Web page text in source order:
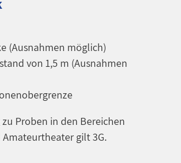
(Ausnahmen möglich)
von 1,5 m (Ausnahmen
Proben in den Bereichen
gilt 3G.